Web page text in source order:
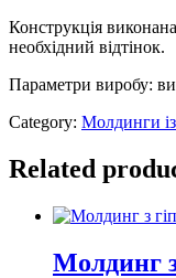
Конструкція
необхідний відтінок.
Параметри виробу:
Category: Молдинги із
Related
Молдинг